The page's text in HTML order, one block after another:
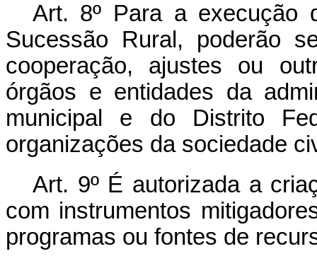
Art. 8º Para a execução
Sucessão Rural, poderão
cooperação, ajustes ou
órgãos e entidades da
municipal e do Distrito
organizações da sociedade
Art. 9ºÉ autorizada a
com instrumentos
programas ou fontes de